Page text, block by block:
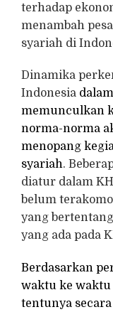
terhadap
menambah
syariah di
Dinamika
Indonesia
memunculkan
norma-norma
menopang
syariah.
diatur dalam
belum
yang
yang ada pada
Berdasarkan
waktu ke waktu
tentunya